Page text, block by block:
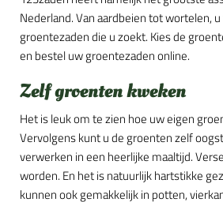
Nederland. Van aardbeien tot wortelen,
groentezaden die u zoekt. Kies de
en bestel uw groentezaden online.
Zelf groenten kweken
Het is leuk om te zien hoe uw eigen
Vervolgens kunt u de groenten zelf
verwerken in een heerlijke maaltijd.
worden. En het is natuurlijk hartstikke
kunnen ook gemakkelijk in potten,